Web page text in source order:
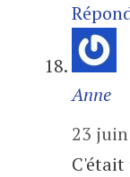
Anne
23
C'était